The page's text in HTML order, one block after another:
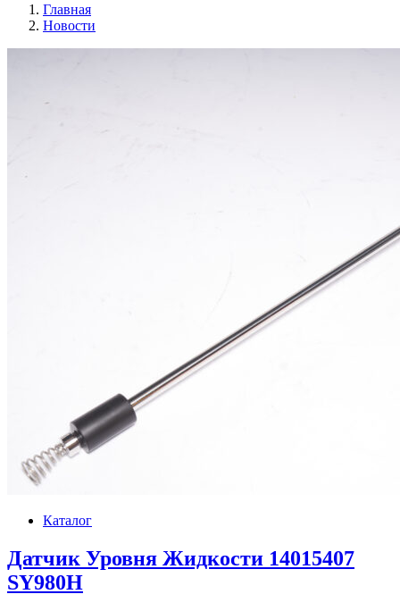
Главная
Новости
Каталог
Датчик Уровня Жидкости 14015407
SY980H